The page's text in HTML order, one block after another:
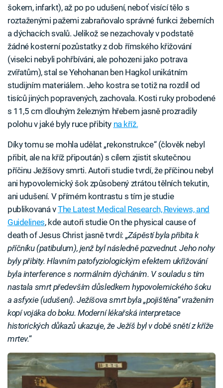
šokem, infarkt), až po po udušení, neboť visící tělo s
roztaženými pažemi zabraňovalo správné funkci žeberních
a dýchacích svalů. Jelikož se nezachovaly v podstatě
žádné kosterní pozůstatky z dob římského křižování
(viselci nebyli pohřbíváni, ale pohozeni jako potrava
zvířatům), stal se Yehohanan ben Hagkol unikátním
studijním materiálem. Jeho kostra se totiž na rozdíl od
tisíců jiných popravených, zachovala. Kosti ruky probodené
s 11,5 cm dlouhým železným hřebem jasně prozradily
polohu v jaké byly ruce přibity na kříž.
Díky tomu se mohla udělat „rekonstrukce“ (člověk nebyl
přibit, ale na kříž připoután) s cílem zjistit skutečnou
příčinu Ježíšovy smrti. Autoři studie tvrdí, že příčinou nebyl
ani hypovolemický šok způsobený ztrátou tělních tekutin,
ani udušení. V přímém kontrastu s tím je studie
publikovaná vThe Latest Medical Research, Reviews, and
Guidelines, kde autoři studie On the physical cause of
death of Jesus Christ jasně tvrdí: „Zápěstí byla přibita k
příčníku (patibulum), jenž byl následně pozvednut. Jeho nohy
byly přibity. Hlavním patofyziologickým efektem ukřižování
byla interference s normálním dýcháním. V souladu s tím
nastala smrt především důsledkem hypovolemického šoku
a asfyxie (udušení). Ježíšova smrt byla „pojištěna“ vražením
kopí vojáka do boku. Moderní lékařská interpretace
historických důkazů ukazuje, že Ježíš byl v době snětí z kříže
mrtev.“